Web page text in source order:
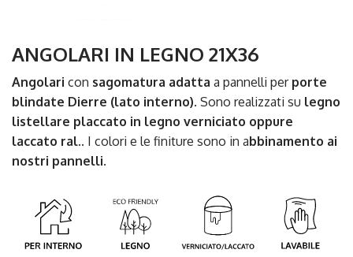
ANGOLARI IN LEGNO 21X36
Angolari con sagomatura adatta a pannelli per porte
blindate Dierre (lato interno). Sono realizzati su legno
listellare placcato in legno verniciato oppure
laccato ral.. I colori e le finiture sono in abbinamento ai
nostri pannelli.